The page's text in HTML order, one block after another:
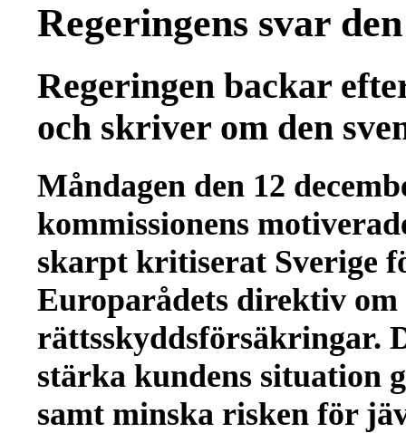
Regeringens svar
Regeringen backar
och skriver om den
Måndagen den 12
kommissionens
skarpt kritiserat Sverige
Europarådets direktiv
rättsskyddsförsäkringar.
stärka kundens situation
samt minska risken för